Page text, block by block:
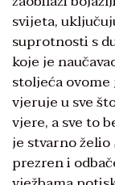
svijeta,
suprotnosti s
koje je
stoljeća
vjeruje u sve
vjere, a sve to
je stvarno
prezren i